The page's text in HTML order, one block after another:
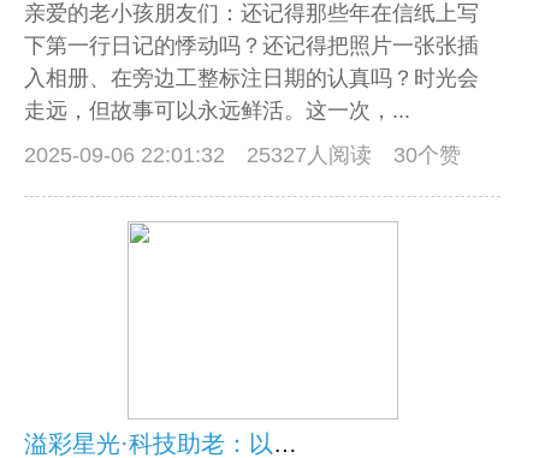
亲爱的老小孩朋友们：还记得那些年在信纸上写
下第一行日记的悸动吗？还记得把照片一张张插
入相册、在旁边工整标注日期的认真吗？时光会
走远，但故事可以永远鲜活。这一次，...
2025-09-06 22:01:32
25327人阅读 30个赞
溢彩星光·科技助老：以温暖实践共绘银发数字生活新图景